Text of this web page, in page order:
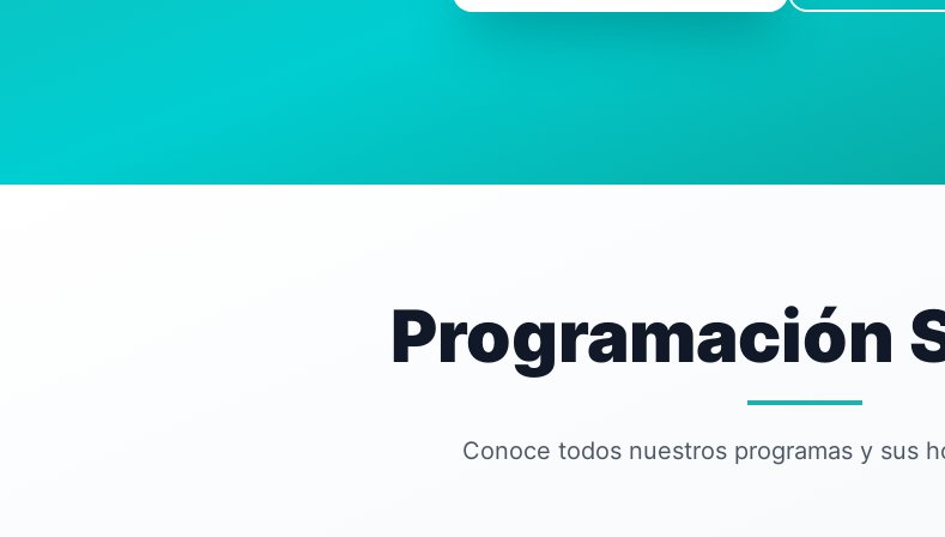
Programación
Conoce todos nuestros programas y sus